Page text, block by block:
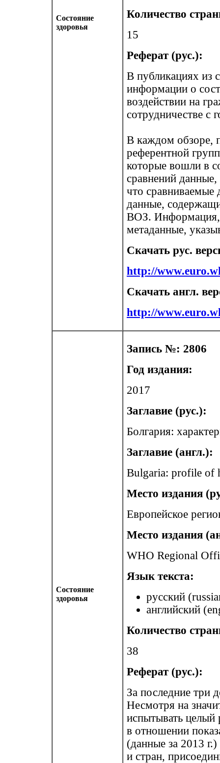
Состояние
здоровья
Количество
15
Реферат (рус.):
В публикациях из
информации о
воздействии на
сотрудничестве с
В каждом обзоре,
референтной
которые вошли в
сравнений
что
данные,
ВОЗ. Информация,
метаданные,
Скачать рус.
http://
Скачать англ.
http://
Состояние
здоровья
Запись №: 2806
Год издания:
2017
Заглавие (рус.):
Болгария:
Заглавие (англ.):
Bulgaria: profile of
Место издания
Европейское
Место издания
WHO Regional
Язык текста:
русский
английский
Количество
38
Реферат (рус.):
За последние три
Несмотря на
испытывать целый
в отношении
(данные за 2013
и стран,